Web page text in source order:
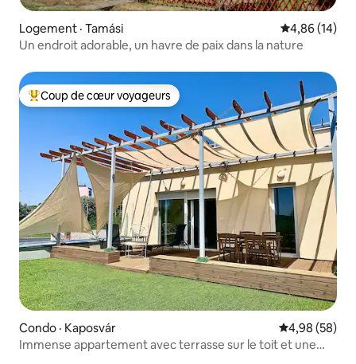
Logement · Tamási Note
4,86 (14)
Un endroit adorable, un havre de paix dans la nature
Coup de cœur voyageurs parmi les plus aimés
Coup de cœur voyageurs
Condo · Kaposvár Note
4,98 (58)
Immense appartement avec terrasse sur le toit et une